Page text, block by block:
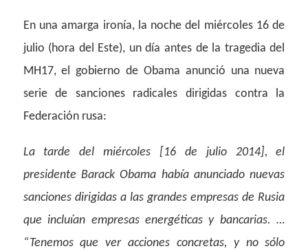
En una amarga ironía, la noche del miércoles 16 de
julio (hora del Este), un día antes de la tragedia del
MH17, el gobierno de Obama anunció una nueva
serie de sanciones radicales dirigidas contra la
Federación rusa:
La tarde del miércoles [16 de julio 2014], el
presidente Barack Obama había anunciado nuevas
sanciones dirigidas a las grandes empresas de Rusia
que incluían empresas energéticas y bancarias. …
“Tenemos que ver acciones concretas, y no sólo